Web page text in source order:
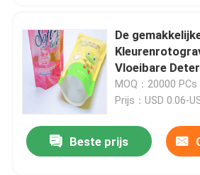
De
Vloeibare
zoals Aangepast
MOQ：20000 PCs
Prijs：USD 0.06-
Beste prijs